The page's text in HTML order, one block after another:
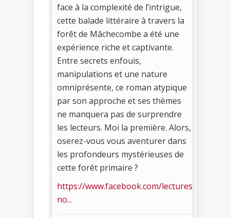
face à la complexité de l’intrigue,
cette balade littéraire à travers la
forêt de Mâchecombe a été une
expérience riche et captivante.
Entre secrets enfouis,
manipulations et une nature
omniprésente, ce roman atypique
par son approche et ses thèmes
ne manquera pas de surprendre
les lecteurs. Moi la première. Alors,
oserez-vous vous aventurer dans
les profondeurs mystérieuses de
cette forêt primaire ?
https://www.facebook.com/lectures
no...